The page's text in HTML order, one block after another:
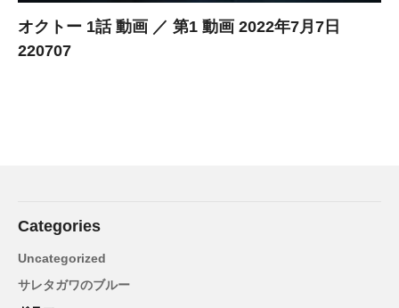
オクトー 1話 動画 ／ 第1 動画 2022年7月7日
220707
Categories
Uncategorized
サレタガワのブルー